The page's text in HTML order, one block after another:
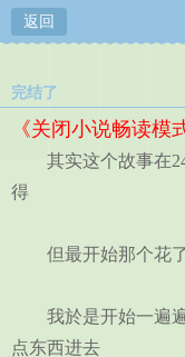
返回
完结了
《关闭小说畅读模
其实这个故事在24
得
但最开始那个花了
我於是开始一遍遍
点东西进去